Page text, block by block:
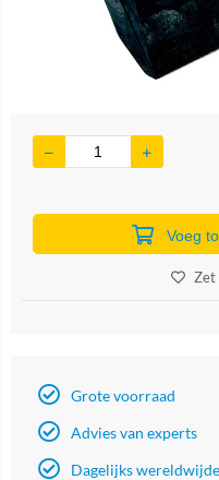
Voeg
Zet
Grote voorraad
Advies van experts
Dagelijks